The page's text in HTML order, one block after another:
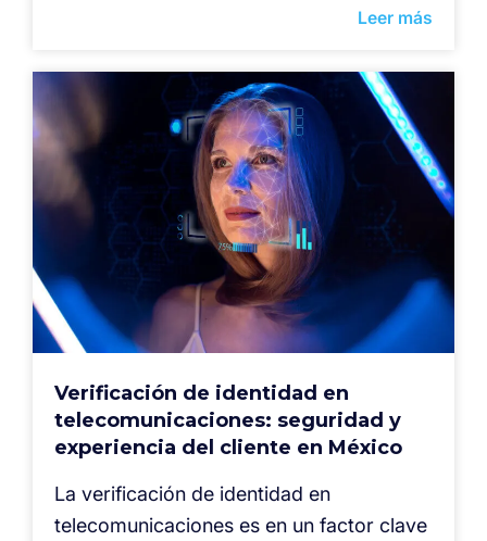
Leer más
Verificación de identidad en
telecomunicaciones: seguridad y
experiencia del cliente en México
La verificación de identidad en
telecomunicaciones es en un factor clave